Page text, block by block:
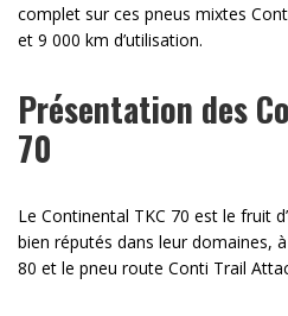
complet sur ces pneus mixtes
et 9 000 km d’utilisation.
Présentation des
70
Le Continental TKC 70 est le fruit
bien réputés dans leur domaines,
80 et le pneu route Conti Trail